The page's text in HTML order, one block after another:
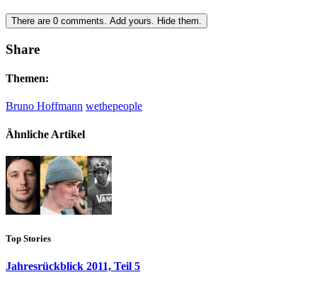
There are 0 comments. Add yours. Hide them.
Share
Themen:
Bruno Hoffmann wethepeople
Ähnliche Artikel
Top Stories
Jahresrückblick 2011, Teil 5